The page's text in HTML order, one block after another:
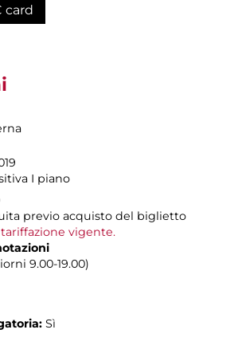
card
I piano
previo acquisto del biglietto
tariffazione vigente.
9.00-19.00)
Sì